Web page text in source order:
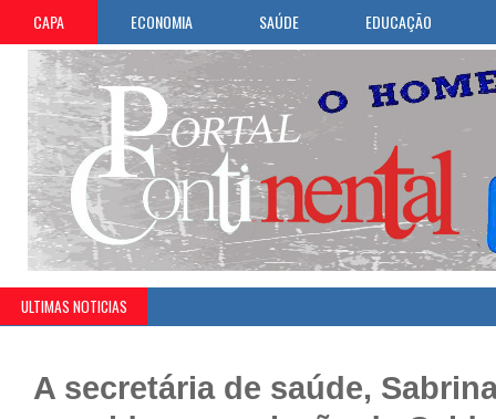
CAPA ECONOMIA SAÚDE EDUCAÇÃO
ULTIMAS NOTICIAS
A secretária de saúde,